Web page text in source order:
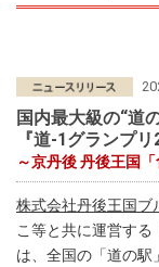
国内最大級の“道
『道-1グランプ
～京丹後 丹後王国
株式会社丹後王国ブ
こ等と共に運営する
は、全国の「道の駅